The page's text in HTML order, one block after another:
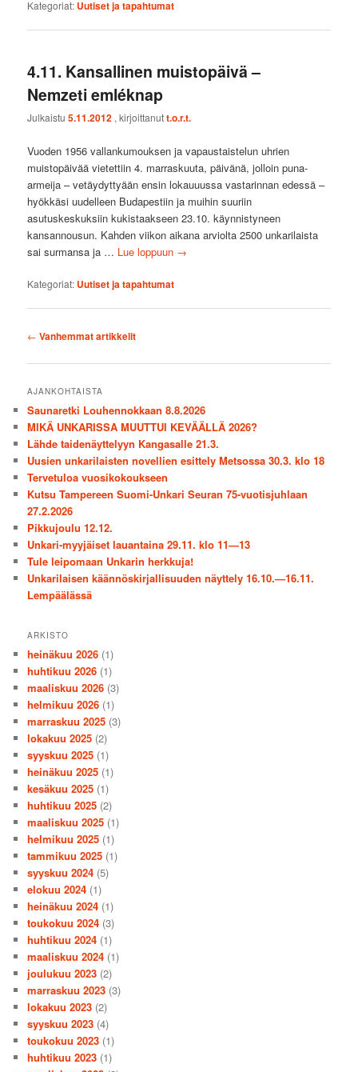
Kategoriat: Uutiset ja tapahtumat
4.11. Kansallinen muistopäivä –
Nemzeti emléknap
Julkaistu5.11.2012 , kirjoittanutt.o.r.t.
Vuoden 1956 vallankumouksen ja vapaustaistelun uhrien
muistopäivää vietettiin 4. marraskuuta, päivänä, jolloin puna-
armeija – vetäydyttyään ensin lokauuussa vastarinnan edessä –
hyökkäsi uudelleen Budapestiin ja muihin suuriin
asutuskeskuksiin kukistaakseen 23.10. käynnistyneen
kansannousun. Kahden viikon aikana arviolta 2500 unkarilaista
sai surmansa ja … Lue loppuun →
Kategoriat: Uutiset ja tapahtumat
Artikkelien
← Vanhemmat artikkelit
AJANKOHTAISTA
Saunaretki Louhennokkaan 8.8.2026
MIKÄ UNKARISSA MUUTTUI KEVÄÄLLÄ 2026?
Lähde taidenäyttelyyn Kangasalle 21.3.
Uusien unkarilaisten novellien esittely Metsossa 30.3. klo 18
Tervetuloa vuosikokoukseen
Kutsu Tampereen Suomi-Unkari Seuran 75-vuotisjuhlaan
27.2.2026
Pikkujoulu 12.12.
Unkari-myyjäiset lauantaina 29.11. klo 11—13
Tule leipomaan Unkarin herkkuja!
Unkarilaisen käännöskirjallisuuden näyttely 16.10.—16.11.
Lempäälässä
ARKISTO
heinäkuu 2026 (1)
huhtikuu 2026 (1)
maaliskuu 2026 (3)
helmikuu 2026 (1)
marraskuu 2025 (3)
lokakuu 2025 (2)
syyskuu 2025 (1)
heinäkuu 2025 (1)
kesäkuu 2025 (1)
huhtikuu 2025 (2)
maaliskuu 2025 (1)
helmikuu 2025 (1)
tammikuu 2025 (1)
syyskuu 2024 (5)
elokuu 2024 (1)
heinäkuu 2024 (1)
toukokuu 2024 (3)
huhtikuu 2024 (1)
maaliskuu 2024 (1)
joulukuu 2023 (2)
marraskuu 2023 (3)
lokakuu 2023 (2)
syyskuu 2023 (4)
toukokuu 2023 (1)
huhtikuu 2023 (1)